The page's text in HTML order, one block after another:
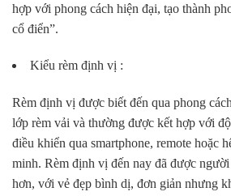
hợp với phong cách hiện đại, tạo thành
cổ điển”.
Kiểu rèm định vị :
Rèm định vị được biết đến qua phong
lớp rèm vải và thường được kết hợp với
điều khiển qua smartphone, remote hoặc
minh. Rèm định vị đến nay đã được
hơn, với vẻ đẹp bình dị, đơn giản nhưng